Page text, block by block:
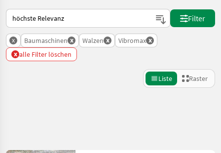
So wird auf Landwirt.com sortiert
Filter
x Baumaschinen x Walzen x Vibromax x
x alle Filter löschen
Liste Raster